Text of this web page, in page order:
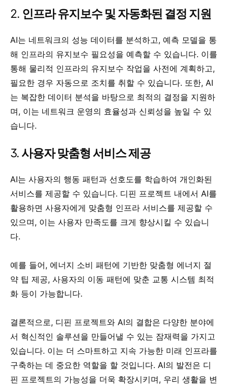
2. 인프라 유지보수 및 자동화된 결정 지원
AI는 네트워크의 성능 데이터를 분석하고, 예측 모델을 통
해 인프라의 유지보수 필요성을 예측할 수 있습니다. 이를
통해 물리적 인프라의 유지보수 작업을 사전에 계획하고,
필요한 경우 자동으로 조치를 취할 수 있습니다. 또한, AI
는 복잡한 데이터 분석을 바탕으로 최적의 결정을 지원하
며, 이는 네트워크 운영의 효율성과 신뢰성을 높일 수 있
습니다.
3.사용자 맞춤형 서비스 제공
AI는 사용자의 행동 패턴과 선호도를 학습하여 개인화된
서비스를 제공할 수 있습니다. 디핀 프로젝트 내에서 AI를
활용하면 사용자에게 맞춤형 인프라 서비스를 제공할 수
있으며, 이는 사용자 만족도를 크게 향상시킬 수 있습니
다.
예를 들어, 에너지 소비 패턴에 기반한 맞춤형 에너지 절
약 팁 제공, 사용자의 이동 패턴에 맞춘 교통 시스템 최적
화 등이 가능합니다.
결론적으로, 디핀 프로젝트와 AI의 결합은 다양한 분야에
서 혁신적인 솔루션을 만들어낼 수 있는 잠재력을 가지고
있습니다. 이는 더 스마트하고 지속 가능한 미래 인프라를
구축하는 데 중요한 역할을 할 것입니다. AI의 발전은 디
핀 프로젝트의 가능성을 더욱 확장시키며, 우리 생활을 변